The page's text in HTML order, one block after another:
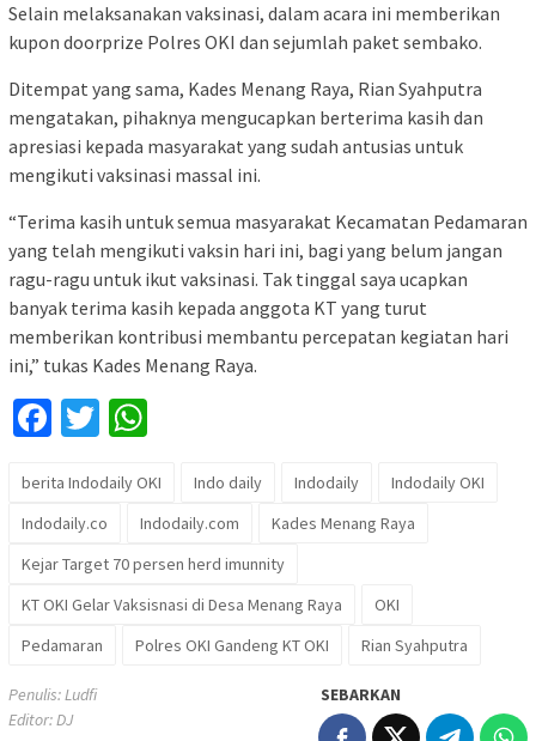
Selain melaksanakan vaksinasi, dalam acara ini memberikan
kupon doorprize Polres OKI dan sejumlah paket sembako.
Ditempat yang sama, Kades Menang Raya, Rian Syahputra
mengatakan, pihaknya mengucapkan berterima kasih dan
apresiasi kepada masyarakat yang sudah antusias untuk
mengikuti vaksinasi massal ini.
“Terima kasih untuk semua masyarakat Kecamatan Pedamaran
yang telah mengikuti vaksin hari ini, bagi yang belum jangan
ragu-ragu untuk ikut vaksinasi. Tak tinggal saya ucapkan
banyak terima kasih kepada anggota KT yang turut
memberikan kontribusi membantu percepatan kegiatan hari
ini,” tukas Kades Menang Raya.
Facebook
Twitter
berita Indodaily OKI Indo daily Indodaily
Indodaily OKI
Indodaily.co
Indodaily.com
Kades Menang Raya
Kejar Target 70 persen herd imunnity
KT OKI Gelar Vaksisnasi di Desa Menang Raya
OKI
Pedamaran
Polres OKI Gandeng KT OKI Rian Syahputra
Penulis: Ludfi
Editor: DJ
SEBARKAN